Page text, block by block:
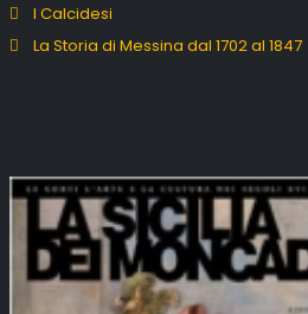
I Calcidesi
La Storia di Messina dal 1702 al 1847